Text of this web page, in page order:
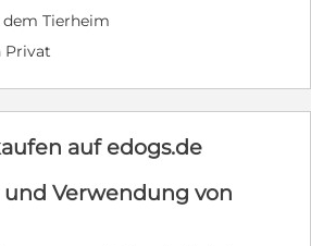
Familie benötigen. Die
Mai 2026 geboren und dürfen
ihrer Ausreise bei ihrer Mutter
erfüllen, können
Transport nach Deutschland
sind sie selbstverständlich
entwurmt, entfloht und
Herz erobert? Dann freuen wir
Bewerbung per E-Mail an
Tierheim
Privat
auf edogs.de
Verwendung von